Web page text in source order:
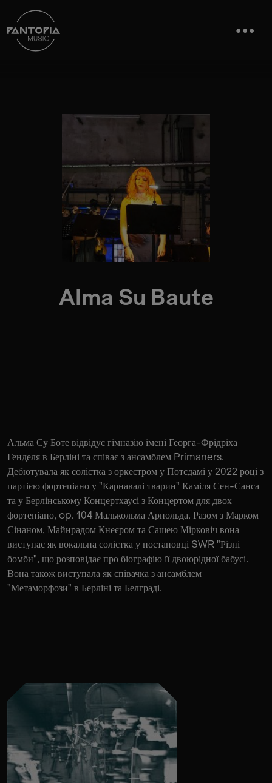
Alma Su Baute
Альма Су Боте відвідує гімназію імені Георга-Фрідріха
Генделя в Берліні та співає з ансамблем Primaners.
Дебютувала як солістка з оркестром у Потсдамі у 2022 році з
партією фортепіано у "Карнавалі тварин" Каміля Сен-Санса
та у Берлінському Концертхаусі з Концертом для двох
фортепіано, op. 104 Малькольма Арнольда. Разом з Марком
Сінаном, Майнрадом Кнеєром та Сашею Мірковіч вона
виступає як вокальна солістка у постановці SWR "Різні
бомби", що розповідає про біографію її двоюрідної бабусі.
Вона також виступала як співачка з ансамблем
"Метаморфози" в Берліні та Белграді.